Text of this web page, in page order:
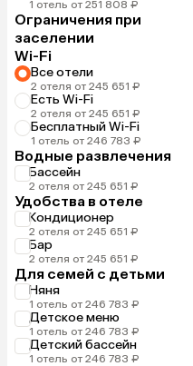
1 отель от 251 808 ₽
Ограничения при
заселении
Wi-Fi
Все отели
2 отеля от 245 651 ₽
Есть Wi-Fi
2 отеля от 245 651 ₽
Бесплатный Wi-Fi
1 отель от 246 783 ₽
Водные развлечения
Бассейн
2 отеля от 245 651 ₽
Удобства в отеле
Кондиционер
2 отеля от 245 651 ₽
Бар
2 отеля от 245 651 ₽
Для семей с детьми
Няня
1 отель от 246 783 ₽
Детское меню
1 отель от 246 783 ₽
Детский бассейн
1 отель от 246 783 ₽